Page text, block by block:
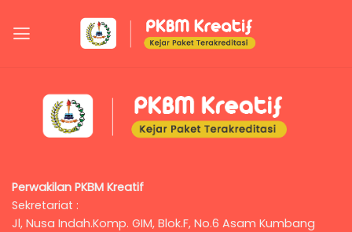
Perwakilan PKBM Kreatif
Sekretariat :
Jl, Nusa Indah.Komp. GIM, Blok.F, No.6 Asam Kumbang